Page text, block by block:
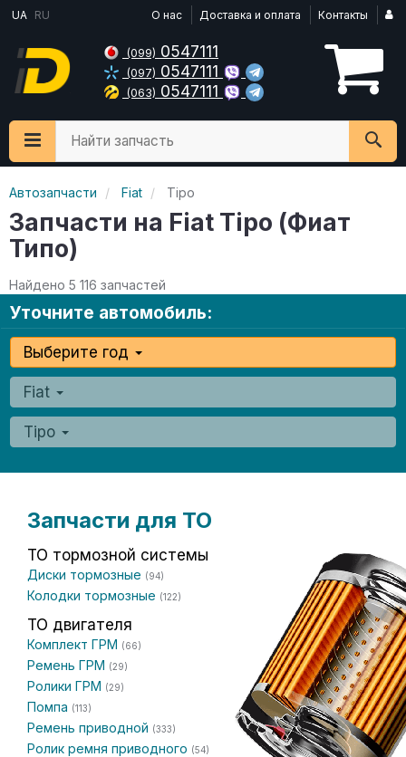
UA RU О нас Доставка и оплата Контакты
(099) 0547111
(097) 0547111
(063) 0547111
Найти запчасть
Автозапчасти Fiat Tipo
Запчасти на Fiat Tipo (Фиат
Типо)
Найдено 5 116 запчастей
Уточните автомобиль:
Выберите год
Fiat
Tipo
Запчасти для ТО
ТО тормозной системы
Диски тормозные (94)
Колодки тормозные (122)
ТО двигателя
Комплект ГРМ (66)
Ремень ГРМ (29)
Ролики ГРМ (29)
Помпа (113)
Ремень приводной (333)
Ролик ремня приводного (54)